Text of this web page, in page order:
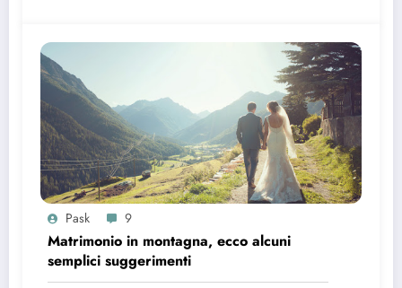
Pask 9
Matrimonio in montagna, ecco alcuni
semplici suggerimenti